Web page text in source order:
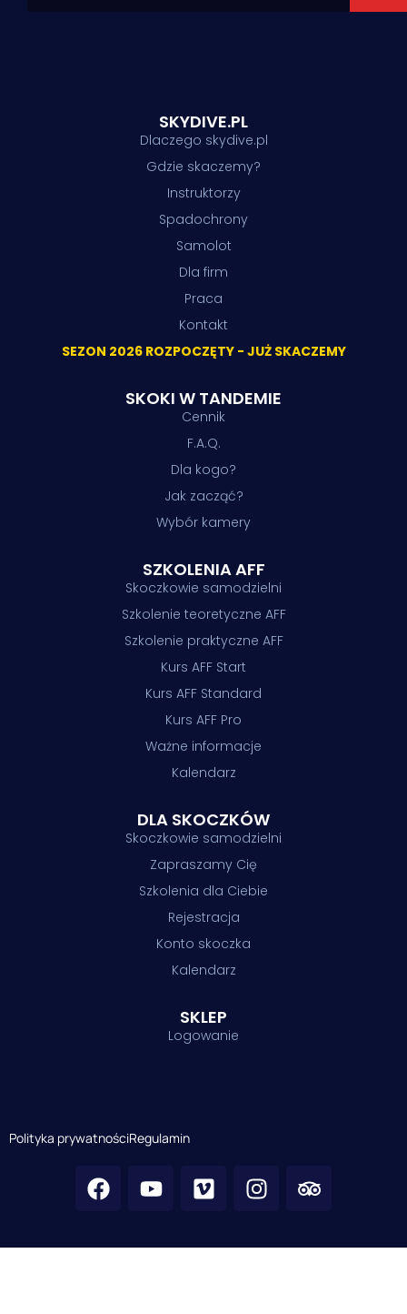
SKYDIVE.PL
Dlaczego skydive.pl
Gdzie skaczemy?
Instruktorzy
Spadochrony
Samolot
Dla firm
Praca
Kontakt
SEZON 2026 ROZPOCZĘTY - JUŻ SKACZEMY
SKOKI W TANDEMIE
Cennik
F.A.Q.
Dla kogo?
Jak zacząć?
Wybór kamery
SZKOLENIA AFF
Skoczkowie samodzielni
Szkolenie teoretyczne AFF
Szkolenie praktyczne AFF
Kurs AFF Start
Kurs AFF Standard
Kurs AFF Pro
Ważne informacje
Kalendarz
DLA SKOCZKÓW
Skoczkowie samodzielni
Zapraszamy Cię
Szkolenia dla Ciebie
Rejestracja
Konto skoczka
Kalendarz
SKLEP
Logowanie
Polityka prywatnościRegulamin